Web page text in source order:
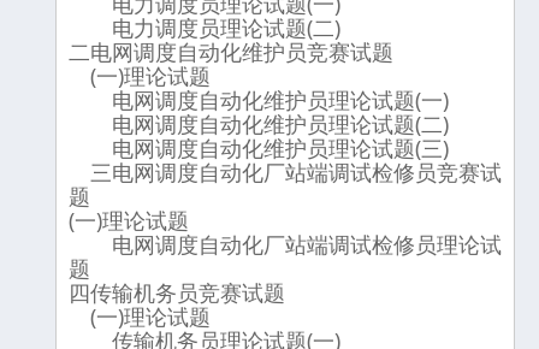
电力调度员理论试题(二)
二电网调度自动化维护员竞赛试题
(一)理论试题
电网调度自动化维护员理论试题(一)
电网调度自动化维护员理论试题(二)
电网调度自动化维护员理论试题(三)
三电网调度自动化厂站端调试检修员竞赛试
题
(一)理论试题
电网调度自动化厂站端调试检修员理论试
题
四传输机务员竞赛试题
(一)理论试题
传输机务员理论试题(一)